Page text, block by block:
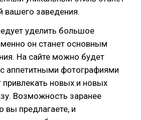
вашего заведения.
уделить большое
он станет основным
На сайте можно будет
аппетитными фотографиями
новых и новых
Возможность заранее
вы предлагаете, и